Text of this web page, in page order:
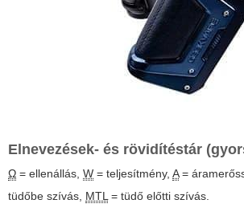
Elnevezések- és rövidítéstár
Ω = ellenállás, W = teljesítmény, A=
tüdőbe szívás, MTL = tüdő előtti szívás.